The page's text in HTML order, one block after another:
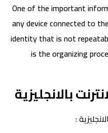
One of the important
any device connected to
identity that is not
is the organizing
بالانجليزية
: